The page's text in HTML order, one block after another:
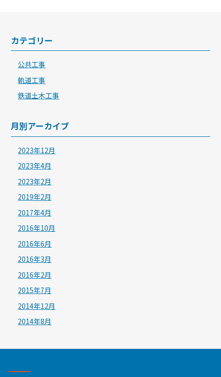
カテゴリー
公共工事
軌道工事
鉄道土木工事
月別アーカイブ
2023年12月
2023年4月
2023年2月
2019年2月
2017年4月
2016年10月
2016年6月
2016年3月
2016年2月
2015年7月
2014年12月
2014年8月